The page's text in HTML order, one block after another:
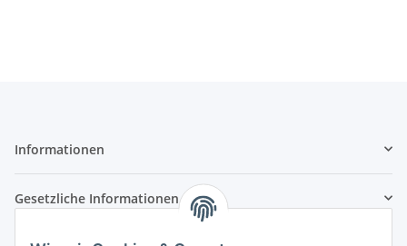
Informationen
Gesetzliche Informationen